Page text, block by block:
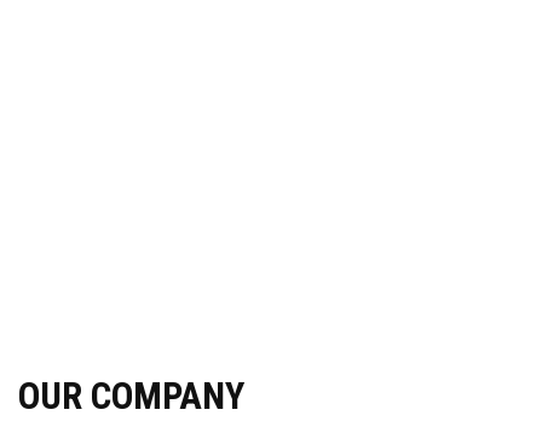
OUR COMPANY